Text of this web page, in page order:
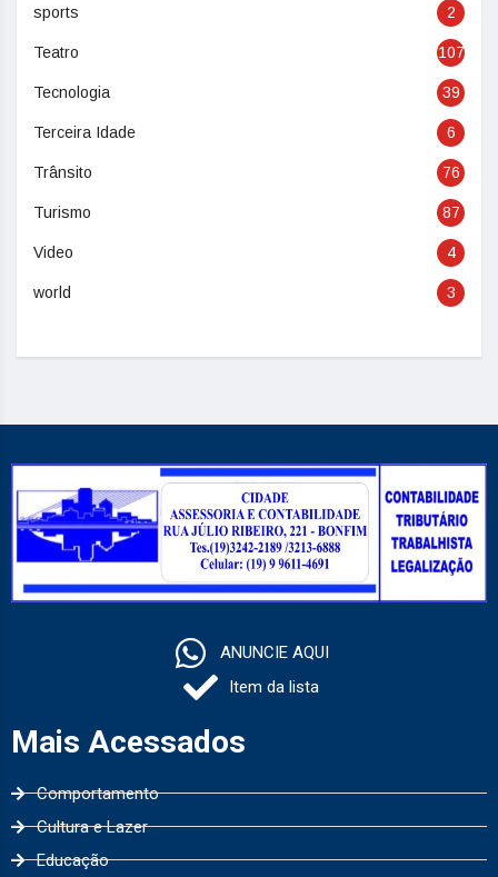
sports 2
Teatro 107
Tecnologia 39
Terceira Idade 6
Trânsito 76
Turismo 87
Video 4
world 3
ANUNCIE AQUI
Item da lista
Mais Acessados
Comportamento
Cultura e Lazer
Educação